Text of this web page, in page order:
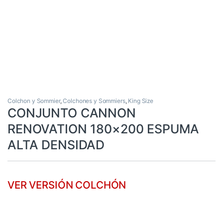
Colchon y Sommier,Colchones y Sommiers, King Size
CONJUNTO CANNON
RENOVATION 180×200 ESPUMA
ALTA DENSIDAD
VER VERSIÓN COLCHÓN